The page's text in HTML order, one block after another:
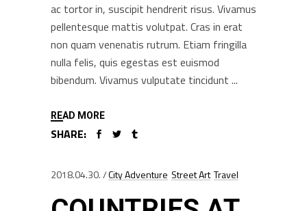
ac tortor in, suscipit hendrerit risus. Vivamus
pellentesque mattis volutpat. Cras in erat
non quam venenatis rutrum. Etiam fringilla
nulla felis, quis egestas est euismod
bibendum. Vivamus vulputate tincidunt
READ MORE
SHARE:
2018.04.30. City Adventure Street Art Travel